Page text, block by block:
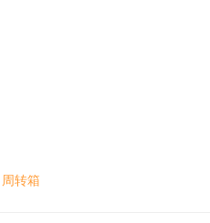
周转箱